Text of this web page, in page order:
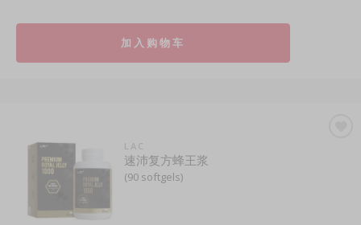
加入购物车
LAC
速沛复方蜂王浆
(90 softgels)